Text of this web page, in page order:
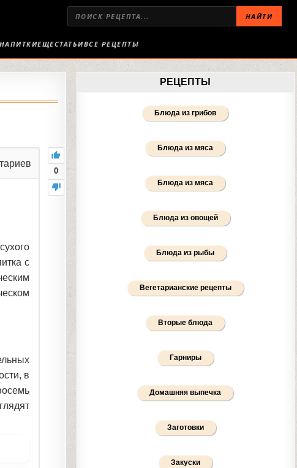
НАЙТИ
НАПИТКИЕЩЕСТАТЬИВСЕ РЕЦЕПТЫ
0
с
в
РЕЦЕПТЫ
Блюда из грибов
Блюда из мяса
Блюда из мяса
Блюда из овощей
Блюда из рыбы
Вегетарианские рецепты
Вторые блюда
Гарниры
Домашняя выпечка
Заготовки
Закуски